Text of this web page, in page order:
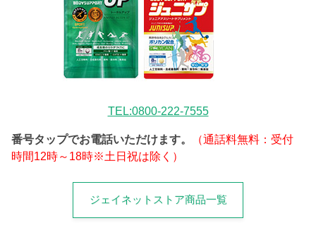
TEL:0800-222-7555
番号タップでお電話いただけます。
（通話料無料：受付
時間12時～18時※土日祝は除く）
ジェイネットストア商品一覧